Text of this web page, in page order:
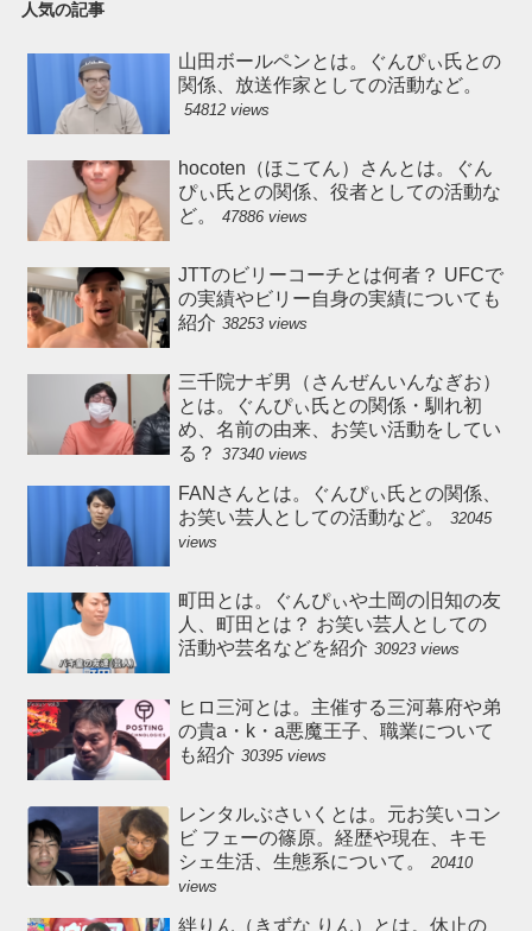
人気の記事
山田ボールペンとは。ぐんぴぃ氏との
関係、放送作家としての活動など。
54812 views
hocoten（ほこてん）さんとは。ぐん
ぴぃ氏との関係、役者としての活動な
ど。
47886 views
JTTのビリーコーチとは何者？ UFCで
の実績やビリー自身の実績についても
紹介 38253 views
三千院ナギ男（さんぜんいんなぎお）
とは。ぐんぴぃ氏との関係・馴れ初
め、名前の由来、お笑い活動をしてい
る？ 37340 views
FANさんとは。ぐんぴぃ氏との関係、
お笑い芸人としての活動など。
32045
views
町田とは。ぐんぴぃや土岡の旧知の友
人、町田とは？ お笑い芸人としての
活動や芸名などを紹介 30923 views
ヒロ三河とは。主催する三河幕府や弟
の貴a・k・a悪魔王子、職業について
も紹介 30395 views
レンタルぶさいくとは。元お笑いコン
ビ フェーの篠原。経歴や現在、キモ
シェ生活、生態系について。
20410
views
絆りん（きずな りん）とは。休止の